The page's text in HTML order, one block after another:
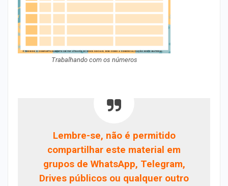
Trabalhando com os números
Lembre-se, não é permitido
compartilhar este material em
grupos de WhatsApp, Telegram,
Drives públicos ou qualquer outro